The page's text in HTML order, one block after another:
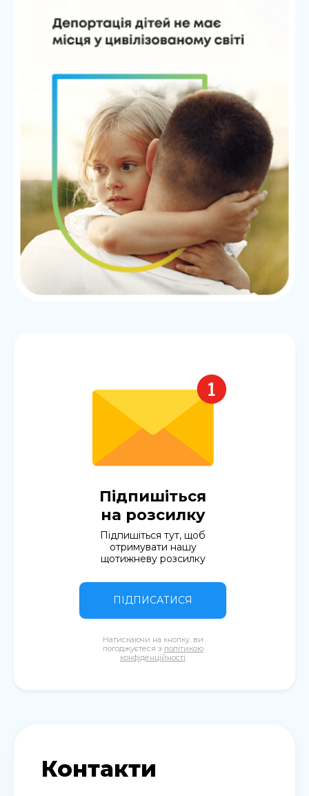
Підпишіться
на розсилку
Підпишіться тут, щоб
отримувати нашу
щотижневу розсилку
ПІДПИСАТИСЯ
Натискаючи на кнопку, ви
погоджуєтеся з політикою
конфіденційності
Контакти